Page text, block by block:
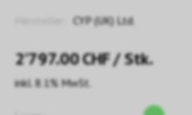
CYP (UK) Ltd.
2’797.00CHF/ Stk.
inkl. 8.1% MwSt.